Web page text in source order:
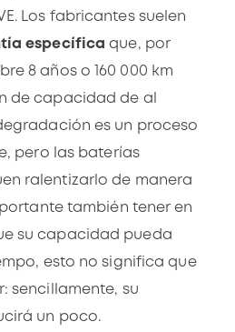
Los fabricantes suelen
específica que, por
8 años o 160 000 km
de capacidad de al
es un proceso
pero las baterías
ralentizarlo de manera
también tener en
su capacidad pueda
esto no significa que
sencillamente, su
un poco.